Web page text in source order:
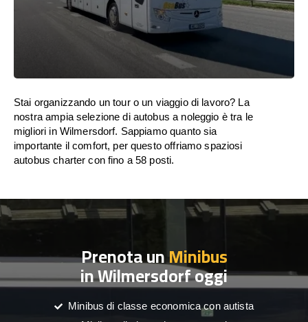
Stai organizzando un tour o un viaggio di lavoro? La
nostra ampia selezione di autobus a noleggio è tra le
migliori in Wilmersdorf. Sappiamo quanto sia
importante il comfort, per questo offriamo spaziosi
autobus charter con fino a 58 posti.
Prenota unMinibus
in Wilmersdorf oggi
Minibus di classe economica con autista